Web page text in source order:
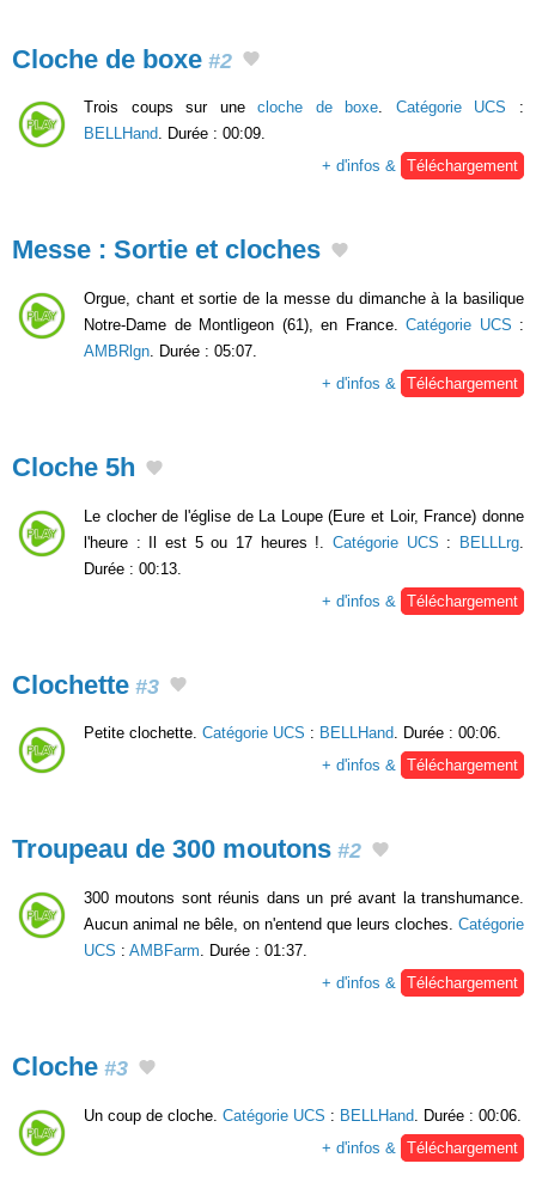
Cloche de boxe #2
Trois coups sur unecloche de boxe. Catégorie UCS :
BELLHand. Durée : 00:09.
+ d'infos & Téléchargement
Messe : Sortie et cloches
Orgue, chant et sortie de la messe du dimanche à la basilique
Notre-Dame de Montligeon (61), en France. Catégorie UCS :
AMBRlgn . Durée : 05:07.
+ d'infos &
Téléchargement
Cloche 5h
Le clocher de l'église de La Loupe (Eure et Loir, France) donne
l'heure : Il est 5 ou 17 heures !. Catégorie UCS : BELLLrg
Durée : 00:13.
+ d'infos &
Téléchargement
Clochette #3
Petite clochette. Catégorie UCS : BELLHand. Durée : 00:06.
+ d'infos & Téléchargement
Troupeau de 300 moutons #2
300 moutons sont réunis dans un pré avant la transhumance.
Aucun animal ne bêle, on n'entend que leurs cloches. Catégorie
UCS : AMBFarm . Durée : 01:37.
+ d'infos &
Téléchargement
Cloche #3
Un coup de cloche. Catégorie UCS : BELLHand . Durée : 00:06.
+ d'infos &
Téléchargement